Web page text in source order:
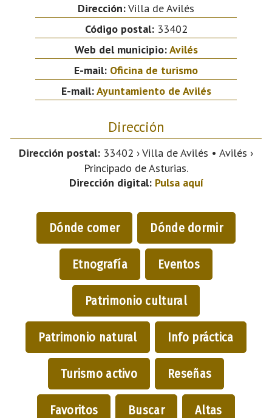
Dirección:Villa de Avilés
Código postal:33402
Web del municipio:Avilés
E-mail: Oficina de turismo
E-mail:Ayuntamiento de Avilés
Dirección
Dirección postal: 33402 › Villa de Avilés • Avilés ›
Principado de Asturias.
Dirección digital: Pulsa aquí
Dónde comer Dónde dormir
Etnografía Eventos
Patrimonio cultural
Patrimonio natural Info práctica
Turismo activo Reseñas
Favoritos Buscar Altas